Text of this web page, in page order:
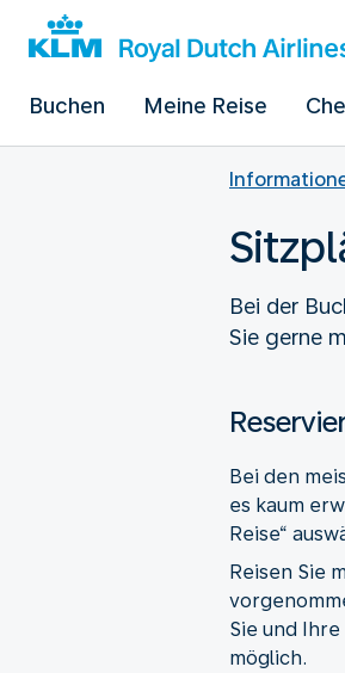
Buchen Meine Reise
Bei der
Sie gerne
Bei den
es kaum
Reise“
Reisen Sie
Sie und
möglich.